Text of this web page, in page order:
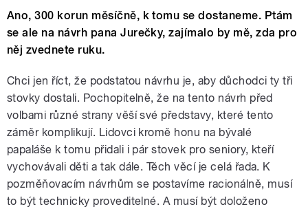
Ano, 300 korun měsíčně, k tomu se dostaneme. Ptám
se ale na návrh pana Jurečky, zajímalo by mě, zda pro
něj zvednete ruku.
Chci jen říct, že podstatou návrhu je, aby důchodci ty tři
stovky dostali. Pochopitelně, že na tento návrh před
volbami různé strany věší své představy, které tento
záměr komplikují. Lidovci kromě honu na bývalé
papaláše k tomu přidali i pár stovek pro seniory, kteří
vychovávali děti a tak dále. Těch věcí je celá řada. K
pozměňovacím návrhům se postavíme racionálně, musí
to být technicky proveditelné. A musí být doloženo